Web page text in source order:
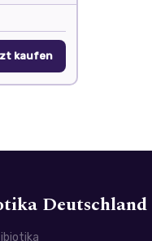
kaufen
Deutschland